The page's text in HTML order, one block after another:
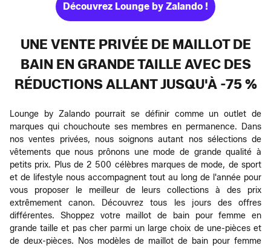
Découvrez Lounge by Zalando !
UNE VENTE PRIVÉE DE MAILLOT DE
BAIN EN GRANDE TAILLE AVEC DES
RÉDUCTIONS ALLANT JUSQU'À -75 %
Lounge by Zalando pourrait se définir comme un outlet de
marques qui chouchoute ses membres en permanence. Dans
nos ventes privées, nous soignons autant nos sélections de
vêtements que nous prônons une mode de grande qualité à
petits prix. Plus de 2 500 célèbres marques de mode, de sport
et de lifestyle nous accompagnent tout au long de l'année pour
vous proposer le meilleur de leurs collections à des prix
extrêmement canon. Découvrez tous les jours des offres
différentes. Shoppez votre maillot de bain pour femme en
grande taille et pas cher parmi un large choix de une-pièces et
de deux-pièces. Nos modèles de maillot de bain pour femme